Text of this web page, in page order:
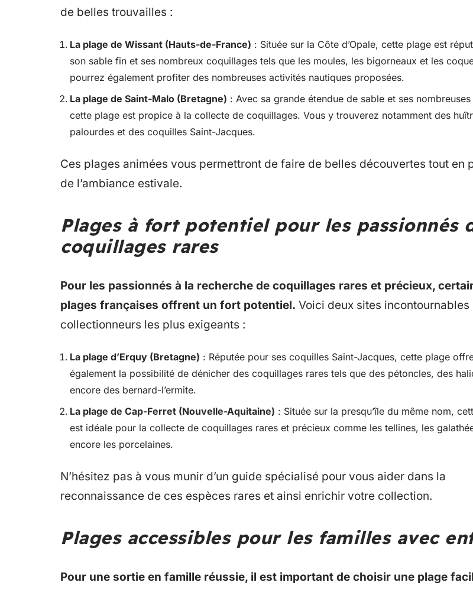
de belles trouvailles :
La plage de Wissant (Hauts-de-France) : Située sur la Côte d’Opale, cette plage est
son sable fin et ses nombreux coquillages tels que les moules, les bigorneaux et les
pourrez également profiter des nombreuses activités nautiques proposées.
La plage de Saint-Malo (Bretagne) : Avec sa grande étendue de sable et ses
cette plage est propice à la collecte de coquillages. Vous y trouverez notamment des
palourdes et des coquilles Saint-Jacques.
Ces plages animées vous permettront de faire de belles découvertes tout en
de l’ambiance estivale.
Plages à fort potentiel pour les passionnés
coquillages rares
Pour les passionnés à la recherche de coquillages rares et précieux,
plages françaises offrent un fort potentiel. Voici deux sites incontournables
collectionneurs les plus exigeants :
La plage d’Erquy (Bretagne) : Réputée pour ses coquilles Saint-Jacques, cette plage
également la possibilité de dénicher des coquillages rares tels que des pétoncles, des
encore des bernard-l’ermite.
La plage de Cap-Ferret (Nouvelle-Aquitaine) : Située sur la presqu’île du même nom,
est idéale pour la collecte de coquillages rares et précieux comme les tellines, les
encore les porcelaines.
N’hésitez pas à vous munir d’un guide spécialisé pour vous aider dans la
reconnaissance de ces espèces rares et ainsi enrichir votre collection.
Plages accessibles pour les familles avec
Pour une sortie en famille réussie, il est important de choisir une plage